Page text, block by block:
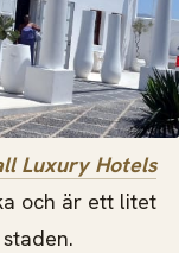
Luxury Hotels
och är ett litet